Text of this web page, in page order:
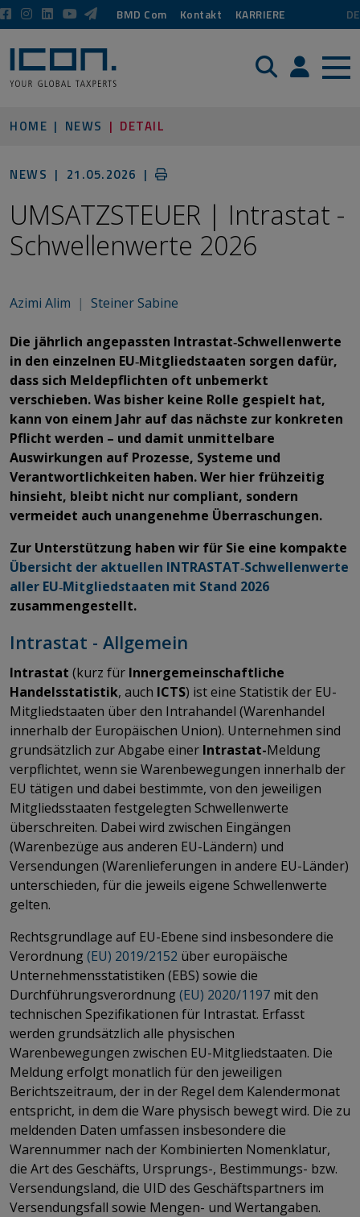
BMD Com Kontakt KARRIERE DE
Suche Login /
HOME NEWS DETAIL
NEWS | 21.05.2026 |
UMSATZSTEUER | Intrastat -
Schwellenwerte 2026
Azimi Alim | Steiner Sabine
Die jährlich angepassten Intrastat‑Schwellenwerte
in den einzelnen EU‑Mitgliedstaaten sorgen dafür,
dass sich Meldepflichten oft unbemerkt
verschieben. Was bisher keine Rolle gespielt hat,
kann von einem Jahr auf das nächste zur konkreten
Pflicht werden – und damit unmittelbare
Auswirkungen auf Prozesse, Systeme und
Verantwortlichkeiten haben. Wer hier frühzeitig
hinsieht, bleibt nicht nur compliant, sondern
vermeidet auch unangenehme Überraschungen.
Zur Unterstützung haben wir für Sie eine kompakte
Übersicht der aktuellen INTRASTAT‑Schwellenwerte
aller EU‑Mitgliedstaaten mit Stand 2026
zusammengestellt.
Intrastat - Allgemein
Intrastat (kurz für Innergemeinschaftliche
Handelsstatistik, auch ICTS) ist eine Statistik der EU-
Mitgliedstaaten über den Intrahandel (Warenhandel
innerhalb der Europäischen Union). Unternehmen sind
grundsätzlich zur Abgabe einer Intrastat-Meldung
verpflichtet, wenn sie Warenbewegungen innerhalb der
EU tätigen und dabei bestimmte, von den jeweiligen
Mitgliedsstaaten festgelegten Schwellenwerte
überschreiten. Dabei wird zwischen Eingängen
(Warenbezüge aus anderen EU-Ländern) und
Versendungen (Warenlieferungen in andere EU-Länder)
unterschieden, für die jeweils eigene Schwellenwerte
gelten.
Rechtsgrundlage auf EU-Ebene sind insbesondere die
Verordnung(EU) 2019/2152 über europäische
Unternehmensstatistiken (EBS) sowie die
Durchführungsverordnung(EU) 2020/1197 mit den
technischen Spezifikationen für Intrastat. Erfasst
werden grundsätzlich alle physischen
Warenbewegungen zwischen EU-Mitgliedstaaten. Die
Meldung erfolgt monatlich für den jeweiligen
Berichtszeitraum, der in der Regel dem Kalendermonat
entspricht, in dem die Ware physisch bewegt wird. Die zu
meldenden Daten umfassen insbesondere die
Warennummer nach der Kombinierten Nomenklatur,
die Art des Geschäfts, Ursprungs-, Bestimmungs- bzw.
Versendungsland, die UID des Geschäftspartners im
Versendungsfall sowie Mengen- und Wertangaben.